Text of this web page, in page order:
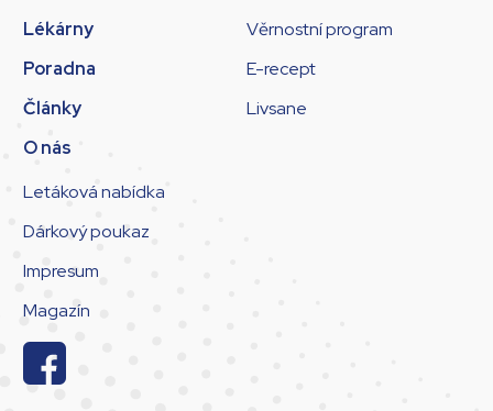
Lékárny
Poradna
Články
O nás
Věrnostní program
E-recept
Livsane
Letáková nabídka
Dárkový poukaz
Impresum
Magazín